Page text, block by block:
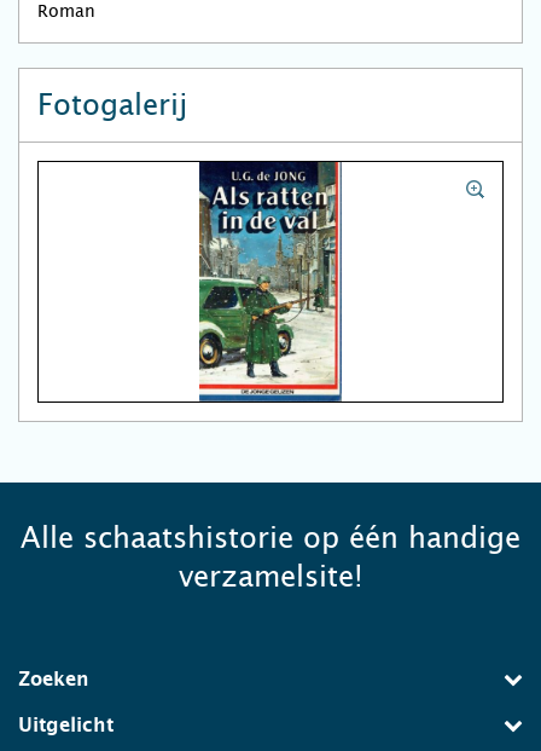
Roman
Fotogalerij
Alle schaatshistorie op één handige
verzamelsite!
Zoeken
Uitgelicht